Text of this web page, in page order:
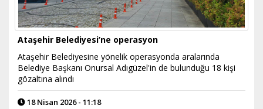
Ataşehir Belediyesi’ne operasyon
Ataşehir Belediyesine yönelik operasyonda aralarında
Belediye Başkanı Onursal Adıgüzel'in de bulunduğu 18 kişi
gözaltına alındı
18 Nisan 2026 - 11:18